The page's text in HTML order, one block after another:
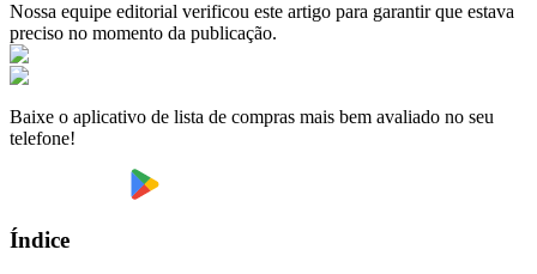
Nossa equipe editorial verificou este artigo para garantir que estava
preciso no momento da publicação.
Baixe o aplicativo de lista de compras mais bem avaliado no seu
telefone!
Índice